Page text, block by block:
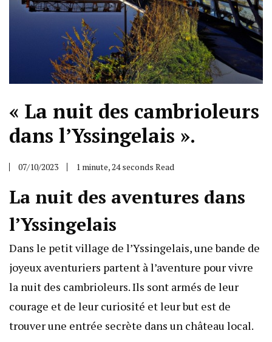
« La nuit des cambrioleurs
dans l’Yssingelais ».
07/10/2023 1 minute, 24 seconds Read
La nuit des aventures dans
l’Yssingelais
Dans le petit village de l’Yssingelais, une bande de
joyeux aventuriers partent à l’aventure pour vivre
la nuit des cambrioleurs. Ils sont armés de leur
courage et de leur curiosité et leur but est de
trouver une entrée secrète dans un château local.